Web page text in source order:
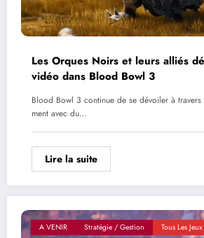
Les Orques Noirs et leurs alliés
vidéo dans Blood Bowl 3
Blood Bowl 3 continue de se dévoiler à
ment avec du…
Lire la suite
A VENIR Stratégie / Gestion Tous Les